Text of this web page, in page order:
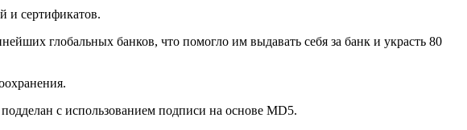
и сертификатов.
глобальных банков, что помогло им выдавать себя за банк и украсть 80
с использованием подписи на основе MD5.